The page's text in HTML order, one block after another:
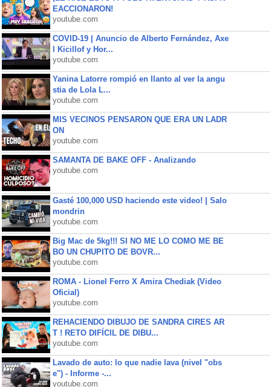
EACCIONARON!
youtube.com
COVID-19 | Anuncio de Alberto Fernández, Axe
l Kicillof y Hor...
youtube.com
Yanina Latorre rompió en llanto al ver la angu
stia de Lola L...
youtube.com
MIS VECINOS PENSARON QUE ERA UN LADR
ON
youtube.com
SAMANTA DE BAKE OFF - Analizando
youtube.com
Gasté 100,000 USD haciendo este video! | Salo
mondrin
youtube.com
Big Mac de 5kg!!! SI NO ME LO COMO ME BE
BO UN CHUPITO DE BOVR...
youtube.com
ROMA - Lionel Ferro X Amira Chediak (Video
Oficial)
youtube.com
REHACIENDO DIBUJO DE SANDRA CIRES AR
T ! RETO DIFÍCIL DE DIBU...
youtube.com
Lavado de auto: lo que nadie lava (nivel "obs
e") - Informe -...
youtube.com